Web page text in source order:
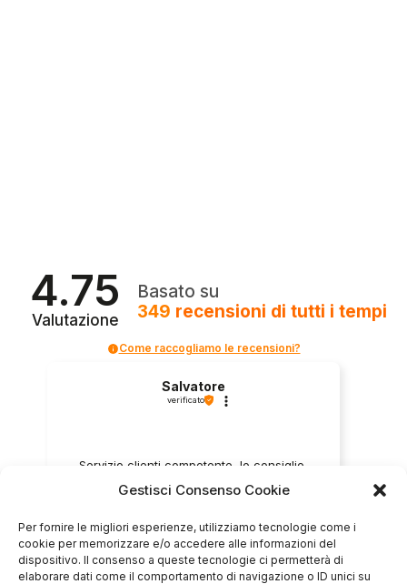
Gestisci Consenso Cookie
Per fornire le migliori esperienze, utilizziamo tecnologie come i
cookie per memorizzare e/o accedere alle informazioni del
dispositivo. Il consenso a queste tecnologie ci permetterà di
elaborare dati come il comportamento di navigazione o ID unici su
4.75
Valutazione
Basato su
349 recensioni di tutti i tempi
Come raccogliamo le recensioni?
Salvatore
verificato
Servizio clienti competente, lo consiglio.
0 0
questa settimana